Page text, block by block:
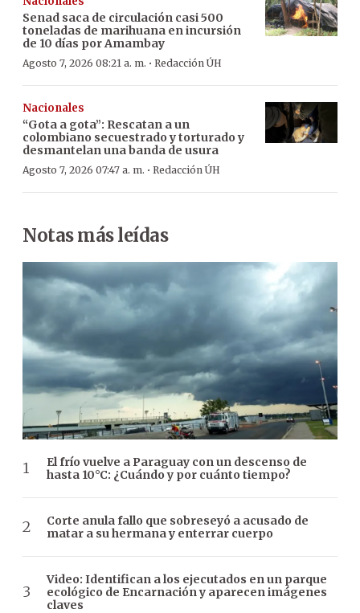
Senad saca de circulación casi 500
toneladas de marihuana en incursión
de 10 días por Amambay
Agosto 7, 2026 08:21 a. m. · Redacción ÚH
Nacionales
“Gota a gota”: Rescatan a un
colombiano secuestrado y torturado y
desmantelan una banda de usura
Agosto 7, 2026 07:47 a. m. · Redacción ÚH
Notas más leídas
El frío vuelve a Paraguay con un descenso de
hasta 10°C: ¿Cuándo y por cuánto tiempo?
Corte anula fallo que sobreseyó a acusado de
matar a su hermana y enterrar cuerpo
Video: Identifican a los ejecutados en un parque
ecológico de Encarnación y aparecen imágenes
claves